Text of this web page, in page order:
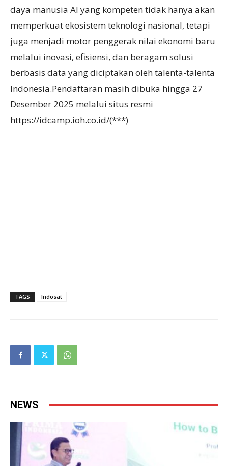
daya manusia AI yang kompeten tidak hanya akan
memperkuat ekosistem teknologi nasional, tetapi
juga menjadi motor penggerak nilai ekonomi baru
melalui inovasi, efisiensi, dan beragam solusi
berbasis data yang diciptakan oleh talenta-talenta
Indonesia.Pendaftaran masih dibuka hingga 27
Desember 2025 melalui situs resmi
https://idcamp.ioh.co.id/(***)
TAGS Indosat
NEWS